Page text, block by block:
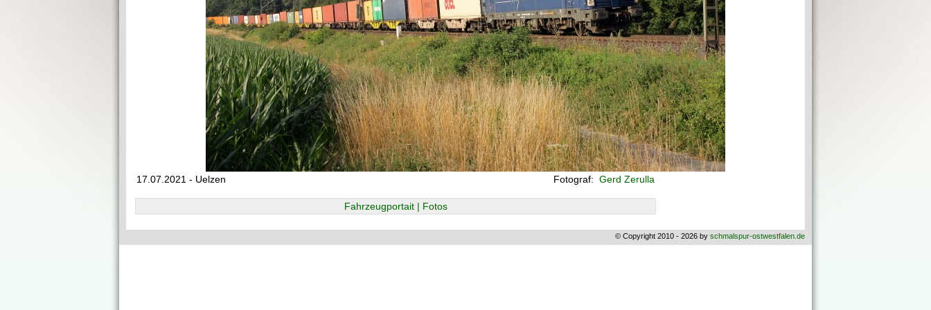
17.07.2021 - Uelzen Fotograf: Gerd Zerulla
Fahrzeugportait | Fotos
© Copyright 2010 - 2026 by schmalspur-ostwestfalen.de